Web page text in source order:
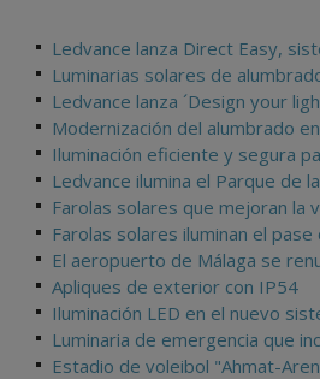
Ledvance lanza Direct Easy,
Luminarias solares de
Ledvance lanza ´Design your
Modernización del alumbrado
Iluminación eficiente y segura
Ledvance ilumina el Parque de
Farolas solares que mejoran la
Farolas solares iluminan el
El aeropuerto de Málaga se
Apliques de exterior con IP54
Iluminación LED en el nuevo
Luminaria de emergencia que
Estadio de voleibol "Ahmat-